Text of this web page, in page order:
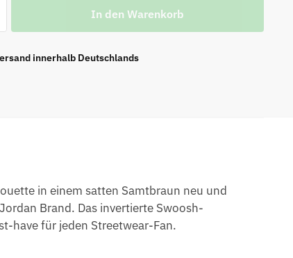
In den Warenkorb
innerhalb Deutschlands
in einem satten Samtbraun neu und
Brand. Das invertierte Swoosh-
have für jeden Streetwear-Fan.